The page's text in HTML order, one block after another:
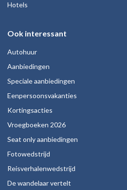
Hotels
Ook interessant
Autohuur
Aanbiedingen
Speciale aanbiedingen
Eenpersoonsvakanties
Kortingsacties
Vroegboeken 2026
Seat only aanbiedingen
Fotowedstrijd
Reisverhalenwedstrijd
De wandelaar vertelt